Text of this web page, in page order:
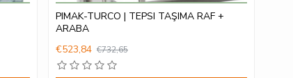
PIMAK-TURCO | TEPSI TAŞIMA RAF +
ARABA
€523,84 €732,65